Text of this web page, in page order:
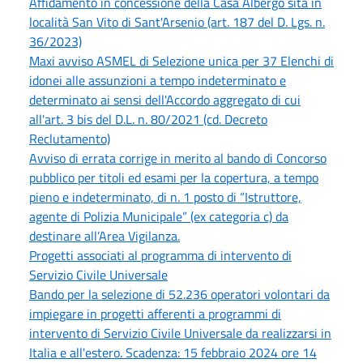
località San Vito di Sant'Arsenio (art. 187 del D. Lgs. n.
36/2023)
Maxi avviso ASMEL di Selezione unica per 37 Elenchi di
idonei alle assunzioni a tempo indeterminato e
determinato ai sensi dell'Accordo aggregato di cui
all'art. 3 bis del D.L. n. 80/2021 (cd. Decreto
Reclutamento)
Avviso di errata corrige in merito al bando di Concorso
pubblico per titoli ed esami per la copertura, a tempo
pieno e indeterminato, di n. 1 posto di “Istruttore,
agente di Polizia Municipale” (ex categoria c) da
destinare all’Area Vigilanza.
Progetti associati al programma di intervento di
Servizio Civile Universale
Bando per la selezione di 52.236 operatori volontari da
impiegare in progetti afferenti a programmi di
intervento di Servizio Civile Universale da realizzarsi in
Italia e all'estero. Scadenza: 15 febbraio 2024 ore 14